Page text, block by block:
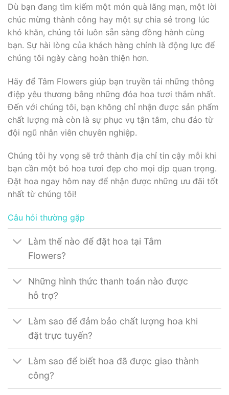
Dù bạn đang tìm kiếm một món quà lãng mạn, một lời
chúc mừng thành công hay một sự chia sẻ trong lúc
khó khăn, chúng tôi luôn sẵn sàng đồng hành cùng
bạn. Sự hài lòng của khách hàng chính là động lực để
chúng tôi ngày càng hoàn thiện hơn.
Hãy để Tâm Flowers giúp bạn truyền tải những thông
điệp yêu thương bằng những đóa hoa tươi thắm nhất.
Đến với chúng tôi, bạn không chỉ nhận được sản phẩm
chất lượng mà còn là sự phục vụ tận tâm, chu đáo từ
đội ngũ nhân viên chuyên nghiệp.
Chúng tôi hy vọng sẽ trở thành địa chỉ tin cậy mỗi khi
bạn cần một bó hoa tươi đẹp cho mọi dịp quan trọng.
Đặt hoa ngay hôm nay để nhận được những ưu đãi tốt
nhất từ chúng tôi!
Câu hỏi thường gặp
Làm thế nào để đặt hoa tại Tâm
Flowers?
Những hình thức thanh toán nào được
hỗ trợ?
Làm sao để đảm bảo chất lượng hoa khi
đặt trực tuyến?
Làm sao để biết hoa đã được giao thành
công?